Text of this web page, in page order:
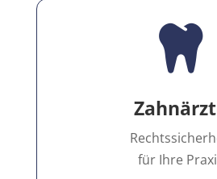

für Ihre